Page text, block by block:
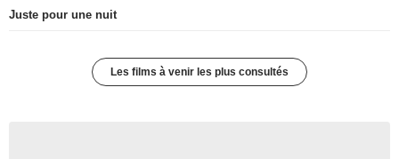
Juste pour une nuit
Les films à venir les plus consultés